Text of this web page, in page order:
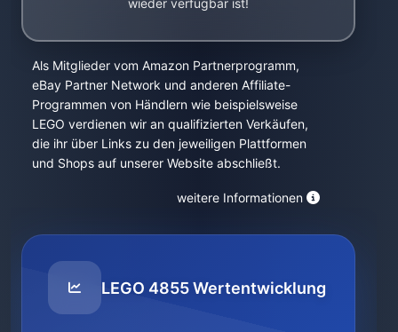
wieder verfügbar ist!
Als Mitglieder vom Amazon Partnerprogramm,
eBay Partner Network und anderen Affiliate-
Programmen von Händlern wie beispielsweise
LEGO verdienen wir an qualifizierten Verkäufen,
die ihr über Links zu den jeweiligen Plattformen
und Shops auf unserer Website abschließt.
weitere Informationen
LEGO 4855 Wertentwicklung